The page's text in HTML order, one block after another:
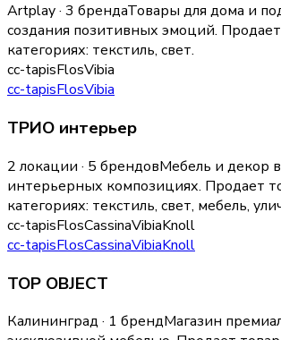
Artplay · 3 брендаТовары для дома и
создания позитивных эмоций.
категориях: текстиль, свет.
cc-tapisFlosVibia
cc-tapisFlosVibia
ТРИО интерьер
2 локации · 5 брендовМебель и декор
интерьерных композициях. Продает
категориях: текстиль, свет, мебель,
cc-tapisFlosCassinaVibiaKnoll
cc-tapisFlosCassinaVibiaKnoll
TOP OBJECT
Калининград · 1 брендМагазин